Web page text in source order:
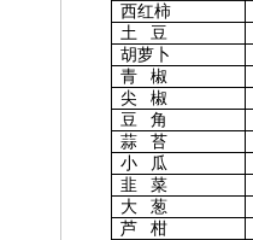
西红柿
土 豆
胡萝卜
青 椒
尖 椒
豆 角
蒜 苔
小 瓜
韭 菜
大 葱
芦 柑